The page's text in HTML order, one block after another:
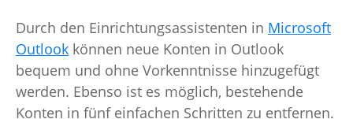
Durch den Einrichtungsassistenten in Microsoft
Outlook können neue Konten in Outlook
bequem und ohne Vorkenntnisse hinzugefügt
werden. Ebenso ist es möglich, bestehende
Konten in fünf einfachen Schritten zu entfernen.